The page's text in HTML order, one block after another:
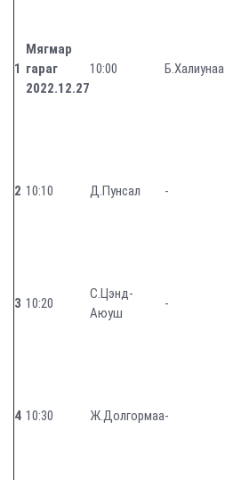
1
Мягмар
гараг
2022.12.27
10:00 Б.Халиунаа
2 10:10 Д.Пунсал -
3 10:20
С.Цэнд-
Аюуш
-
4 10:30 Ж.Долгормаа-